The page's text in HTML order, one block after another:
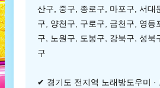
산구, 중구, 종로구, 마포구, 서대
구, 양천구, 구로구, 금천구, 영등
구, 노원구, 도봉구, 강북구, 성북
구
✔ 경기도 전지역 노래방도우미 ·